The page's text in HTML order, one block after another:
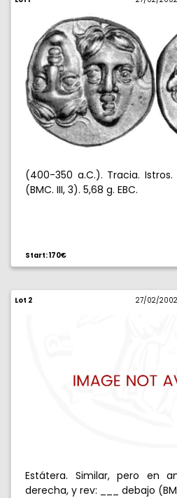
(400-350 a.C.). Tracia. Istros.
(BMC. III, 3). 5,68 g. EBC.
Start: 170€
Lot 2 27/02/2002
Estátera. Similar, pero en
derecha, y rev: ___ debajo